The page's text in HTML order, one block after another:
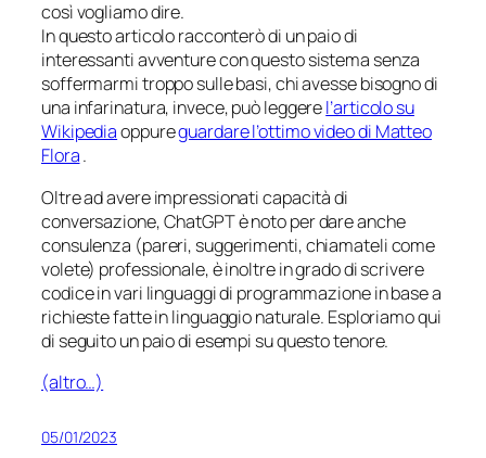
così vogliamo dire.
In questo articolo racconterò di un paio di
interessantiavventurecon questo sistema senza
soffermarmi troppo sulle basi, chi avesse bisogno di
una infarinatura, invece, può leggerel’articolo su
Wikipediaoppureguardare l’ottimo video di Matteo
Flora.
Oltre ad avere impressionati capacità di
conversazione, ChatGPT è noto per dare anche
consulenza (pareri, suggerimenti, chiamateli come
volete) professionale, è inoltre in grado di scrivere
codice in vari linguaggi di programmazione in base a
richieste fatte in linguaggio naturale. Esploriamo qui
di seguito un paio di esempi su questo tenore.
(altro…)
05/01/2023